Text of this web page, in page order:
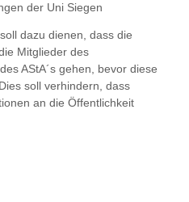
der Uni Siegen
dazu dienen, dass die
Mitglieder des
AStA´s gehen, bevor diese
soll verhindern, dass
an die Öffentlichkeit